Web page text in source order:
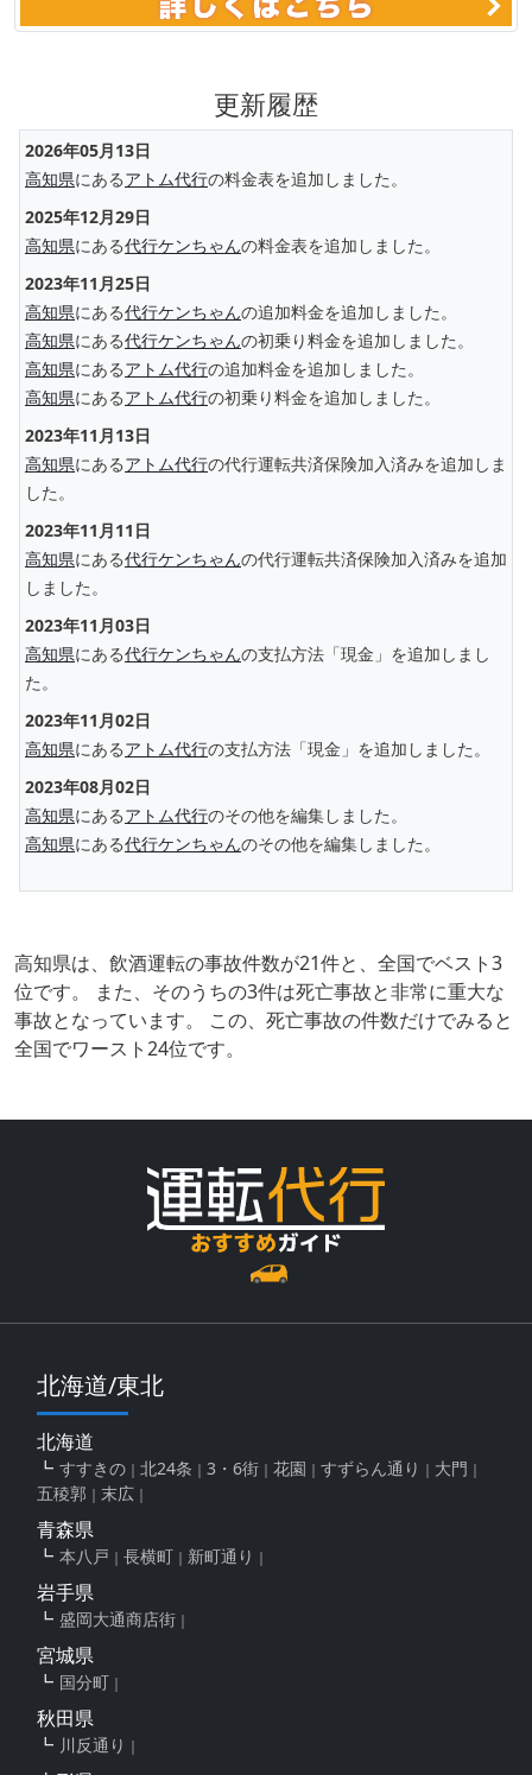
更新履歴
2026年05月13日
高知県にあるアトム代行の料金表を追加しました。
2025年12月29日
高知県にある代行ケンちゃんの料金表を追加しました。
2023年11月25日
高知県にある代行ケンちゃんの追加料金を追加しました。
高知県にある代行ケンちゃんの初乗り料金を追加しました。
高知県にあるアトム代行の追加料金を追加しました。
高知県にあるアトム代行の初乗り料金を追加しました。
2023年11月13日
高知県にあるアトム代行の代行運転共済保険加入済みを追加しま
した。
2023年11月11日
高知県にある代行ケンちゃんの代行運転共済保険加入済みを追加
しました。
2023年11月03日
高知県にある代行ケンちゃんの支払方法「現金」を追加しまし
た。
2023年11月02日
高知県にあるアトム代行の支払方法「現金」を追加しました。
2023年08月02日
高知県にあるアトム代行のその他を編集しました。
高知県にある代行ケンちゃんのその他を編集しました。
高知県は、飲酒運転の事故件数が21件と、全国でベスト3
位です。 また、そのうちの3件は死亡事故と非常に重大な
事故となっています。 この、死亡事故の件数だけでみると
全国でワースト24位です。
北海道/東北
北海道
すすきの 北24条 3・6街 花園 すずらん通り
大門
五稜郭
末広
青森県
本八戸 長横町 新町通り
岩手県
盛岡大通商店街
宮城県
国分町
秋田県
川反通り